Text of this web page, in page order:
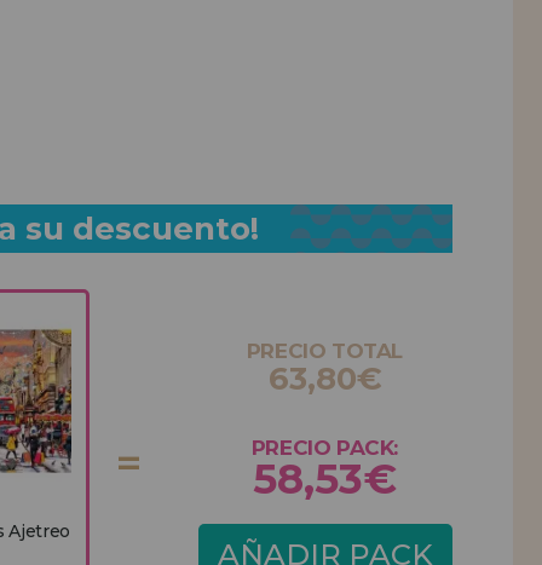
su descuento!
Ajetreo
PRECIO TOTAL
63,80€
PRECIO PACK:
58,53€
AÑADIR PACK